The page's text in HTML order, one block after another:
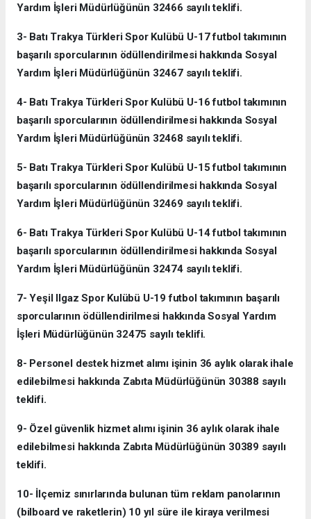
Yardım İşleri Müdürlüğünün 32466 sayılı teklifi.
3- Batı Trakya Türkleri Spor Kulübü U-17 futbol takımının
başarılı sporcularının ödüllendirilmesi hakkında Sosyal
Yardım İşleri Müdürlüğünün 32467 sayılı teklifi.
4- Batı Trakya Türkleri Spor Kulübü U-16 futbol takımının
başarılı sporcularının ödüllendirilmesi hakkında Sosyal
Yardım İşleri Müdürlüğünün 32468 sayılı teklifi.
5- Batı Trakya Türkleri Spor Kulübü U-15 futbol takımının
başarılı sporcularının ödüllendirilmesi hakkında Sosyal
Yardım İşleri Müdürlüğünün 32469 sayılı teklifi.
6- Batı Trakya Türkleri Spor Kulübü U-14 futbol takımının
başarılı sporcularının ödüllendirilmesi hakkında Sosyal
Yardım İşleri Müdürlüğünün 32474 sayılı teklifi.
7- Yeşil Ilgaz Spor Kulübü U-19 futbol takımının başarılı
sporcularının ödüllendirilmesi hakkında Sosyal Yardım
İşleri Müdürlüğünün 32475 sayılı teklifi.
8- Personel destek hizmet alımı işinin 36 aylık olarak ihale
edilebilmesi hakkında Zabıta Müdürlüğünün 30388 sayılı
teklifi.
9- Özel güvenlik hizmet alımı işinin 36 aylık olarak ihale
edilebilmesi hakkında Zabıta Müdürlüğünün 30389 sayılı
teklifi.
10- İlçemiz sınırlarında bulunan tüm reklam panolarının
(bilboard ve raketlerin) 10 yıl süre ile kiraya verilmesi